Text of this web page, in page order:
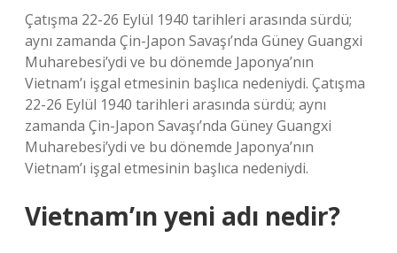
Çatışma 22-26 Eylül 1940 tarihleri ​​arasında sürdü;
aynı zamanda Çin-Japon Savaşı’nda Güney Guangxi
Muharebesi’ydi ve bu dönemde Japonya’nın
Vietnam’ı işgal etmesinin başlıca nedeniydi. Çatışma
22-26 Eylül 1940 tarihleri ​​arasında sürdü; aynı
zamanda Çin-Japon Savaşı’nda Güney Guangxi
Muharebesi’ydi ve bu dönemde Japonya’nın
Vietnam’ı işgal etmesinin başlıca nedeniydi.
Vietnam’ın yeni adı nedir?